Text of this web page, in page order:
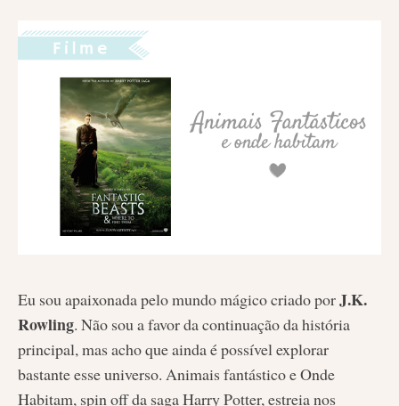
Eu sou apaixonada pelo mundo mágico criado porJ.K.
Rowling. Não sou a favor da continuação da história
principal, mas acho que ainda é possível explorar
bastante esse universo. Animais fantástico e Onde
Habitam, spin off da saga Harry Potter, estreia nos